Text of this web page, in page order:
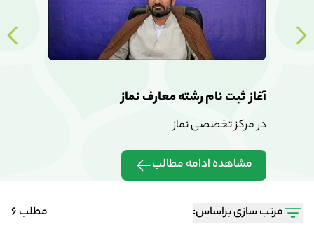
آغاز ثبت نام رشته معارف نماز
در مرکز تخصصی نماز
مشاهده ادامه مطالب
مرتب سازی براساس: مطلب 6